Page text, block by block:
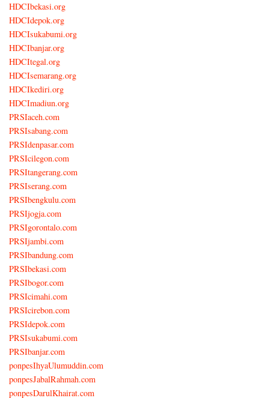
HDCIbekasi.org
HDCIdepok.org
HDCIsukabumi.org
HDCIbanjar.org
HDCItegal.org
HDCIsemarang.org
HDCIkediri.org
HDCImadiun.org
PRSIaceh.com
PRSIsabang.com
PRSIdenpasar.com
PRSIcilegon.com
PRSItangerang.com
PRSIserang.com
PRSIbengkulu.com
PRSIjogja.com
PRSIgorontalo.com
PRSIjambi.com
PRSIbandung.com
PRSIbekasi.com
PRSIbogor.com
PRSIcimahi.com
PRSIcirebon.com
PRSIdepok.com
PRSIsukabumi.com
PRSIbanjar.com
ponpesIhyaUlumuddin.com
ponpesJabalRahmah.com
ponpesDarulKhairat.com